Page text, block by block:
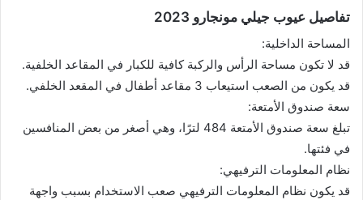
تفاصيل عيوب جيلي مونجارو 2023
المساحة الداخلية:
قد لا تكون مساحة الرأس والركبة كافية للكبار في المقاعد الخلفية.
قد يكون من الصعب استيعاب 3 مقاعد أطفال في المقعد الخلفي.
سعة صندوق الأمتعة:
تبلغ سعة صندوق الأمتعة 484 لترًا، وهي أصغر من بعض المنافسين
في فئتها.
نظام المعلومات الترفيهي:
قد يكون نظام المعلومات الترفيهي صعب الاستخدام بسبب واجهة